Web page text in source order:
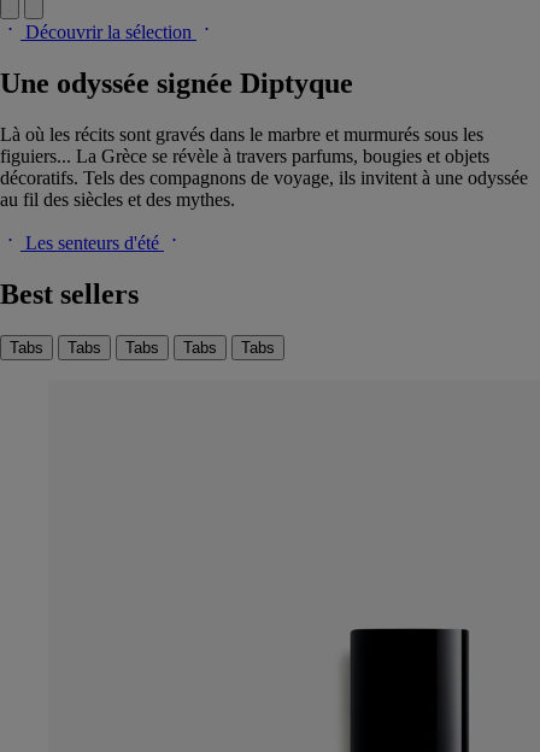
Découvrir la sélection
Une odyssée signée Diptyque
Là où les récits sont gravés dans le marbre et murmurés sous les
figuiers... La Grèce se révèle à travers parfums, bougies et objets
décoratifs. Tels des compagnons de voyage, ils invitent à une odyssée
au fil des siècles et des mythes.
Les senteurs d'été
Best sellers
Tabs Tabs Tabs Tabs Tabs